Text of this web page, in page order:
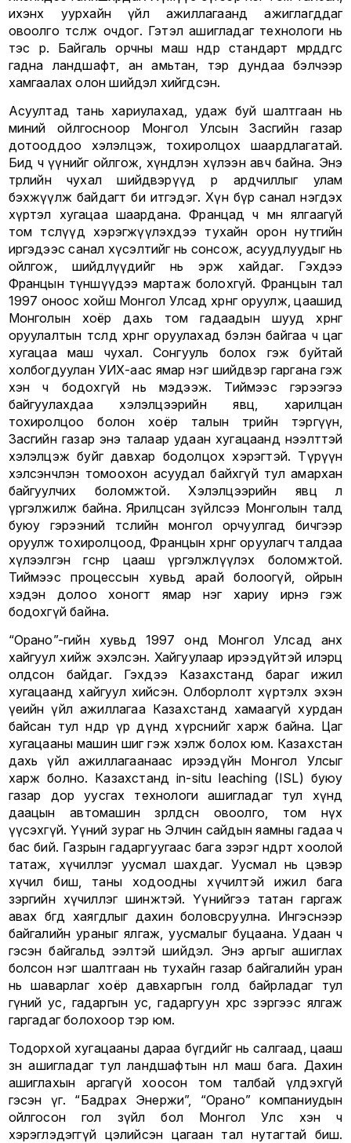
ихэнх уурхайн үйл ажиллагаанд ажиглагддаг
овоолго төсөөлж очдог. Гэтэл ашигладаг технологи нь
тэс өөр. Байгаль орчны маш өндөр стандарт мөрддөгөөс
гадна ландшафт, ан амьтан, тэр дундаа бэлчээр
хамгаалах олон шийдэл хийгдсэн.
Асуултад тань хариулахад, удаж буй шалтгаан нь
миний ойлгосноор Монгол Улсын Засгийн газар
дотооддоо хэлэлцэж, тохиролцох шаардлагатай.
Бид ч үүнийг ойлгож, хүндлэн хүлээн авч байна. Энэ
төрлийн чухал шийдвэрүүд өөрөө ардчиллыг улам
бэхжүүлж байдагт би итгэдэг. Хүн бүр санал нэгдэх
хүртэл хугацаа шаардана. Францад ч мөн ялгаагүй
том төслүүд хэрэгжүүлэхдээ тухайн орон нутгийн
иргэдээс санал хүсэлтийг нь сонсож, асуудлуудыг нь
ойлгож, шийдлүүдийг нь эрж хайдаг. Гэхдээ
Францын түншүүдээ мартаж болохгүй. Францын тал
1997 оноос хойш Монгол Улсад хөрөнгө оруулж, цаашид
Монголын хоёр дахь том гадаадын шууд хөрөнгө
оруулалтын төсөлд хөрөнгө оруулахад бэлэн байгаа ч цаг
хугацаа маш чухал. Сонгууль болох гэж буйтай
холбогдуулан УИХ-аас ямар нэг шийдвэр гаргана гэж
хэн ч бодохгүй нь мэдээж. Тиймээс гэрээгээ
байгуулахдаа хэлэлцээрийн явц, харилцан
тохиролцоо болон хоёр талын төрийн тэргүүн,
Засгийн газар энэ талаар удаан хугацаанд нээлттэй
хэлэлцэж буйг давхар бодолцох хэрэгтэй. Түрүүн
хэлсэнчлэн томоохон асуудал байхгүй тул амархан
байгуулчих боломжтой. Хэлэлцээрийн явц л
үргэлжилж байна. Ярилцсан зүйлсээ Монголын талд
буюу гэрээний төслийн монгол орчуулгад бичгээр
оруулж тохиролцоод, Францын хөрөнгө оруулагч талдаа
хүлээлгэн өгснөөр цааш үргэлжлүүлэх боломжтой.
Тиймээс процессын хувьд арай болоогүй, ойрын
хэдэн долоо хоногт ямар нэг хариу ирнэ гэж
бодохгүй байна.
“Орано”-гийн хувьд 1997 онд Монгол Улсад анх
хайгуул хийж эхэлсэн. Хайгуулаар ирээдүйтэй илэрц
олдсон байдаг. Гэхдээ Казахстанд бараг ижил
хугацаанд хайгуул хийсэн. Олборлолт хүртэлх эхэн
үеийн үйл ажиллагаа Казахстанд хамаагүй хурдан
байсан тул өнөөдөр үр дүнд хүрснийг харж байна. Цаг
хугацааны машин шиг гэж хэлж болох юм. Казахстан
дахь үйл ажиллагаанаас ирээдүйн Монгол Улсыг
харж болно. Казахстанд in-situ leaching (ISL) буюу
газар дор уусгах технологи ашигладаг тул хүнд
даацын автомашин зөрөлдсөн овоолго, том нүх
үүсэхгүй. Үүний зураг нь Элчин сайдын яамны гадаа ч
бас бий. Газрын гадаргуугаас бага зэрэг өндөрт хоолой
татаж, хүчиллэг уусмал шахдаг. Уусмал нь цэвэр
хүчил биш, таны ходоодны хүчилтэй ижил бага
зэргийн хүчиллэг шинжтэй. Үүнийгээ татан гаргаж
авах бөгөөд хаягдлыг дахин боловсруулна. Ингэснээр
байгалийн ураныг ялгаж, уусмалыг буцаана. Удаан ч
гэсэн байгальд ээлтэй шийдэл. Энэ аргыг ашиглах
болсон нэг шалтгаан нь тухайн газар байгалийн уран
нь шаварлаг хоёр давхаргын голд байрладаг тул
гүний ус, гадаргын ус, гадаргуун хөрс зэргээс ялгаж
гаргадаг болохоор тэр юм.
Тодорхой хугацааны дараа бүгдийг нь салгаад, цааш
зөөн ашигладаг тул ландшафтын нөлөө маш бага. Дахин
ашиглахын аргагүй хоосон том талбай үлдэхгүй
гэсэн үг. “Бадрах Энержи”, “Орано” компаниудын
ойлгосон гол зүйл бол Монгол Улс хэн ч
хэрэглэдэггүй цэлийсэн цагаан тал нутагтай биш.